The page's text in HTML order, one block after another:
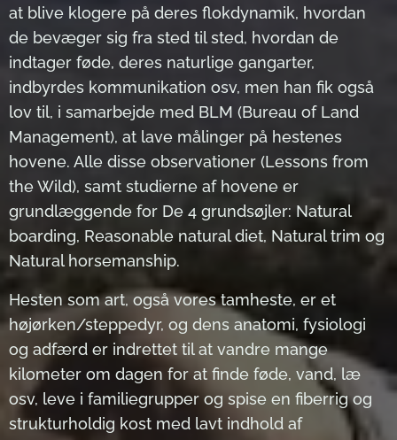
at blive klogere på deres flokdynamik, hvordan
de bevæger sig fra sted til sted, hvordan de
indtager føde, deres naturlige gangarter,
indbyrdes kommunikation osv, men han fik også
lov til, i samarbejde med BLM (Bureau of Land
Management), at lave målinger på hestenes
hovene. Alle disse observationer (Lessons from
the Wild), samt studierne af hovene er
grundlæggende for De 4 grundsøjler: Natural
boarding, Reasonable natural diet, Natural trim og
Natural horsemanship.
Hesten som art, også vores tamheste, er et
højørken/steppedyr, og dens anatomi, fysiologi
og adfærd er indrettet til at vandre mange
kilometer om dagen for at finde føde, vand, læ
osv, leve i familiegrupper og spise en fiberrig og
strukturholdig kost med lavt indhold af